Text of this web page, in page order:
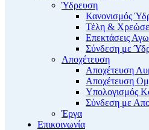
Ύδρευση
Κανονισμός
Τέλη &
Επεκτάσεις
Σύνδεση με
Αποχέτευση
Αποχέτευση
Αποχέτευση
Υπολογισμός
Σύνδεση με
Έργα
Επικοινωνία